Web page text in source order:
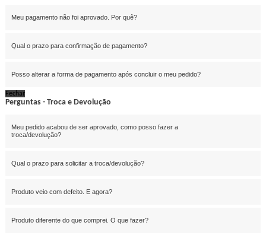
Meu pagamento não foi aprovado. Por quê?
Qual o prazo para confirmação de pagamento?
Posso alterar a forma de pagamento após concluir o meu pedido?
Fechar
Perguntas - Troca e Devolução
Meu pedido acabou de ser aprovado, como posso fazer a
troca/devolução?
Qual o prazo para solicitar a troca/devolução?
Produto veio com defeito. E agora?
Produto diferente do que comprei. O que fazer?